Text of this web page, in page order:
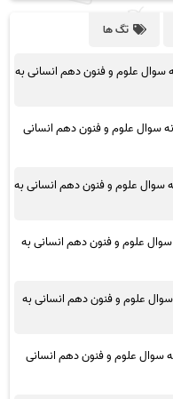
تگ ها
سوال علوم و فنون دهم انسانی به
سوال علوم و فنون دهم انسانی
سوال علوم و فنون دهم انسانی به
علوم و فنون دهم انسانی به
علوم و فنون دهم انسانی به
سوال علوم و فنون دهم انسانی